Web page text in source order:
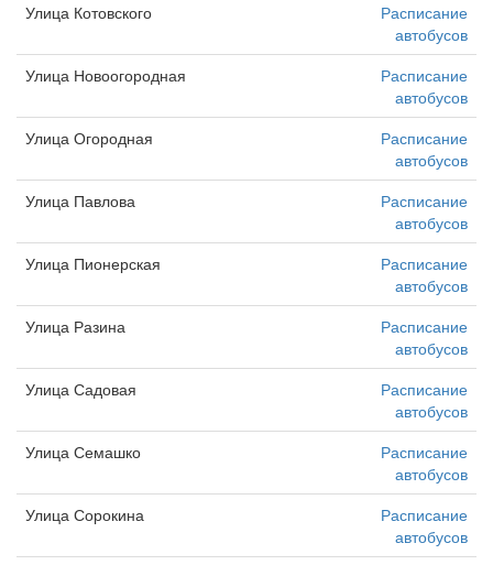
Улица Котовского
Расписание
автобусов
Улица Новоогородная
Расписание
автобусов
Улица Огородная
Расписание
автобусов
Улица Павлова
Расписание
автобусов
Улица Пионерская
Расписание
автобусов
Улица Разина
Расписание
автобусов
Улица Садовая
Расписание
автобусов
Улица Семашко
Расписание
автобусов
Улица Сорокина
Расписание
автобусов